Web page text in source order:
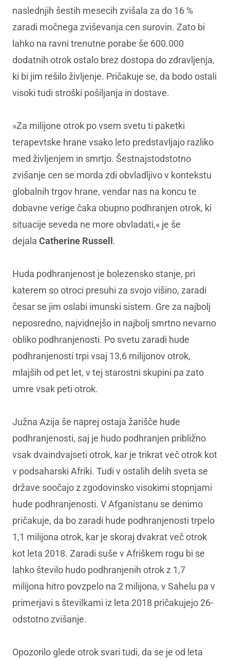
naslednjih šestih mesecih zvišala za do 16 %
zaradi močnega zviševanja cen surovin. Zato bi
lahko na ravni trenutne porabe še 600.000
dodatnih otrok ostalo brez dostopa do zdravljenja,
ki bi jim rešilo življenje. Pričakuje se, da bodo ostali
visoki tudi stroški pošiljanja in dostave.
»Za milijone otrok po vsem svetu ti paketki
terapevtske hrane vsako leto predstavljajo razliko
med življenjem in smrtjo. Šestnajstodstotno
zvišanje cen se morda zdi obvladljivo v kontekstu
globalnih trgov hrane, vendar nas na koncu te
dobavne verige čaka obupno podhranjen otrok, ki
situacije seveda ne more obvladati,« je še
dejala Catherine Russell.
Huda podhranjenost je bolezensko stanje, pri
katerem so otroci presuhi za svojo višino, zaradi
česar se jim oslabi imunski sistem. Gre za najbolj
neposredno, najvidnejšo in najbolj smrtno nevarno
obliko podhranjenosti. Po svetu zaradi hude
podhranjenosti trpi vsaj 13,6 milijonov otrok,
mlajših od pet let, v tej starostni skupini pa zato
umre vsak peti otrok.
Južna Azija še naprej ostaja žarišče hude
podhranjenosti, saj je hudo podhranjen približno
vsak dvaindvajseti otrok, kar je trikrat več otrok kot
v podsaharski Afriki. Tudi v ostalih delih sveta se
države soočajo z zgodovinsko visokimi stopnjami
hude podhranjenosti. V Afganistanu se denimo
pričakuje, da bo zaradi hude podhranjenosti trpelo
1,1 milijona otrok, kar je skoraj dvakrat več otrok
kot leta 2018. Zaradi suše v Afriškem rogu bi se
lahko število hudo podhranjenih otrok z 1,7
milijona hitro povzpelo na 2 milijona, v Sahelu pa v
primerjavi s številkami iz leta 2018 pričakujejo 26-
odstotno zvišanje.
Opozorilo glede otrok svari tudi, da se je od leta